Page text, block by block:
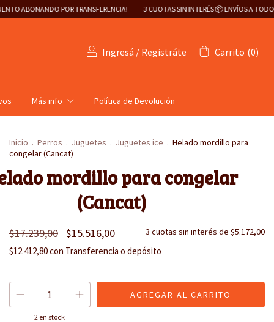
POR TRANSFERENCIA! 3 CUOTAS SIN INTERÉS 📦 ENVÍOS A TODO EL PAÍS 🇦🇷
Ingresá / Registráte Carrito (0)
Más info Política de Devolución
Inicio . Perros . Juguetes . Juguetes ice . Helado mordillo para
congelar (Cancat)
mordillo para congelar
(Cancat)
$17.239,00 $15.516,00 3 cuotas sin interés de $5.172,00
$12.412,80con Transferencia o depósito
2 en stock